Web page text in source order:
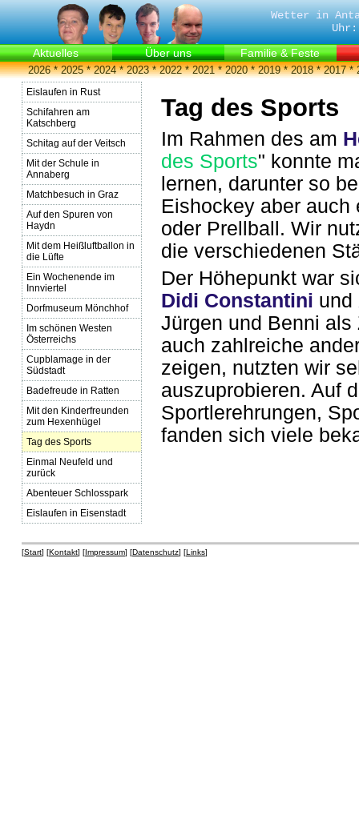
Wetter in
Aktuelles
Über uns Familie & Feste
2026*2025*2024*2023*2022*2021*2020*2019*2018*2017*
Eislaufen in Rust
Schifahren am
Katschberg
Schitag auf der Veitsch
Mit der Schule in
Annaberg
Matchbesuch in Graz
Auf den Spuren von
Haydn
Mit dem Heißluftballon in
die Lüfte
Ein Wochenende im
Innviertel
Dorfmuseum Mönchhof
Im schönen Westen
Österreichs
Cupblamage in der
Südstadt
Badefreude in Ratten
Mit den Kinderfreunden
zum Hexenhügel
Tag des Sports
Einmal Neufeld und
zurück
Abenteuer Schlosspark
Eislaufen in Eisenstadt
Tag des Sports
Im Rahmen des am
des Sports" konnte
lernen, darunter so
Eishockey aber
oder Prellball. Wir
die verschiedenen
Der Höhepunkt war
Didi Constantini und
Jürgen und Benni
auch zahlreiche
zeigen, nutzten wir
auszuprobieren. Auf
Sportlerehrungen,
fanden sich viele
[Start] [Kontakt] [Impressum] [Datenschutz] [Links]